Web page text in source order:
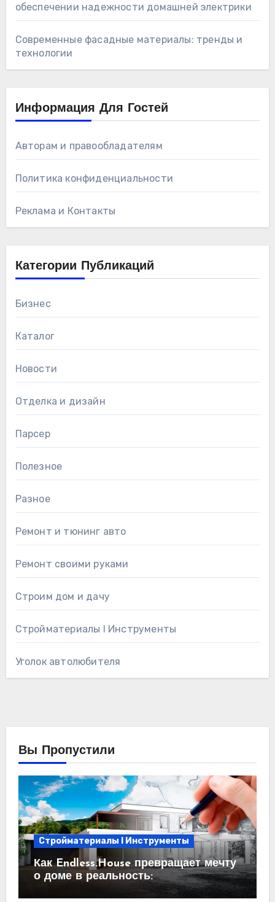
обеспечении надежности домашней электрики
Современные фасадные материалы: тренды и
технологии
Информация Для Гостей
Авторам и правообладателям
Политика конфиденциальности
Реклама и Контакты
Категории Публикаций
Бизнес
Каталог
Новости
Отделка и дизайн
Парсер
Полезное
Разное
Ремонт и тюнинг авто
Ремонт своими руками
Строим дом и дачу
Стройматериалы l Инструменты
Уголок автолюбителя
Вы Пропустили
Стройматериалы l Инструменты
Как Endless.House превращает мечту
о доме в реальность:
проектирование под ключ